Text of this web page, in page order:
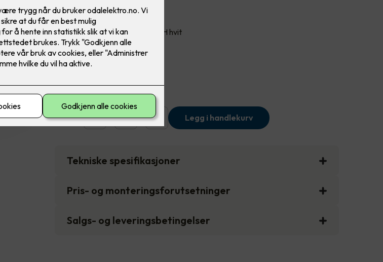
Inkluderer:
1 stk RS16/315 GLE dimmer PH hvit
Montering
Antall - + Legg i handlekurv
Tekniske spesifikasjoner
Pris- og monteringsforutsetninger
Salgs- og leveringsbetingelser